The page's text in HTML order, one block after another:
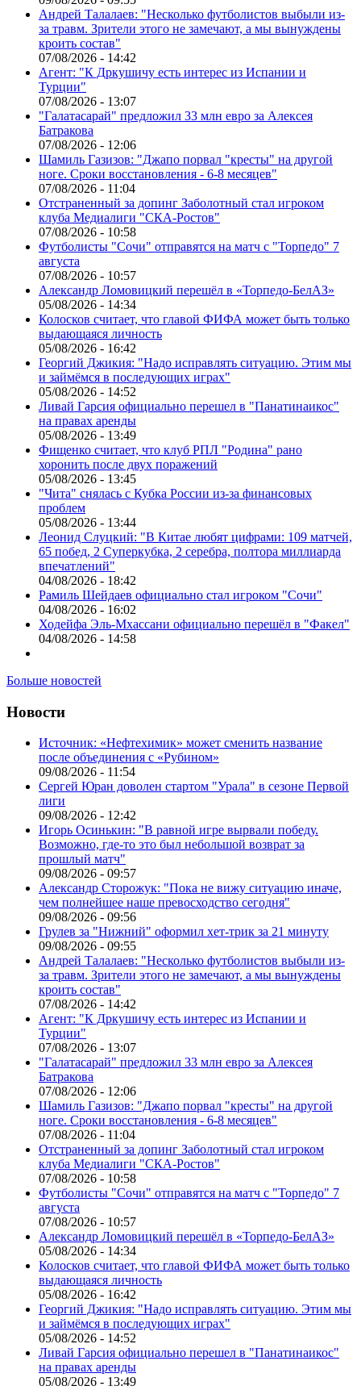
Андрей Талалаев: "Несколько футболистов выбыли из-
за травм. Зрители этого не замечают, а мы вынуждены
кроить состав"
07/08/2026 - 14:42
Агент: "К Дркушичу есть интерес из Испании и
Турции"
07/08/2026 - 13:07
"Галатасарай" предложил 33 млн евро за Алексея
Батракова
07/08/2026 - 12:06
Шамиль Газизов: "Джапо порвал "кресты" на другой
ноге. Сроки восстановления - 6-8 месяцев"
07/08/2026 - 11:04
Отстраненный за допинг Заболотный стал игроком
клуба Медиалиги "СКА-Ростов"
07/08/2026 - 10:58
Футболисты "Сочи" отправятся на матч с "Торпедо" 7
августа
07/08/2026 - 10:57
Александр Ломовицкий перешёл в «Торпедо-БелАЗ»
05/08/2026 - 14:34
Колосков считает, что главой ФИФА может быть только
выдающаяся личность
05/08/2026 - 16:42
Георгий Джикия: "Надо исправлять ситуацию. Этим мы
и займёмся в последующих играх"
05/08/2026 - 14:52
Ливай Гарсия официально перешел в "Панатинаикос"
на правах аренды
05/08/2026 - 13:49
Фищенко считает, что клуб РПЛ "Родина" рано
хоронить после двух поражений
05/08/2026 - 13:45
"Чита" снялась с Кубка России из-за финансовых
проблем
05/08/2026 - 13:44
Леонид Слуцкий: "В Китае любят цифрами: 109 матчей,
65 побед, 2 Суперкубка, 2 серебра, полтора миллиарда
впечатлений"
04/08/2026 - 18:42
Рамиль Шейдаев официально стал игроком "Сочи"
04/08/2026 - 16:02
Ходейфа Эль-Мхассани официально перешёл в "Факел"
04/08/2026 - 14:58
Больше новостей
Новости
Источник: «Нефтехимик» может сменить название
после объединения с «Рубином»
09/08/2026 - 11:54
Сергей Юран доволен стартом "Урала" в сезоне Первой
лиги
09/08/2026 - 12:42
Игорь Осинькин: "В равной игре вырвали победу.
Возможно, где-то это был небольшой возврат за
прошлый матч"
09/08/2026 - 09:57
Александр Сторожук: "Пока не вижу ситуацию иначе,
чем полнейшее наше превосходство сегодня"
09/08/2026 - 09:56
Грулев за "Нижний" оформил хет-трик за 21 минуту
09/08/2026 - 09:55
Андрей Талалаев: "Несколько футболистов выбыли из-
за травм. Зрители этого не замечают, а мы вынуждены
кроить состав"
07/08/2026 - 14:42
Агент: "К Дркушичу есть интерес из Испании и
Турции"
07/08/2026 - 13:07
"Галатасарай" предложил 33 млн евро за Алексея
Батракова
07/08/2026 - 12:06
Шамиль Газизов: "Джапо порвал "кресты" на другой
ноге. Сроки восстановления - 6-8 месяцев"
07/08/2026 - 11:04
Отстраненный за допинг Заболотный стал игроком
клуба Медиалиги "СКА-Ростов"
07/08/2026 - 10:58
Футболисты "Сочи" отправятся на матч с "Торпедо" 7
августа
07/08/2026 - 10:57
Александр Ломовицкий перешёл в «Торпедо-БелАЗ»
05/08/2026 - 14:34
Колосков считает, что главой ФИФА может быть только
выдающаяся личность
05/08/2026 - 16:42
Георгий Джикия: "Надо исправлять ситуацию. Этим мы
и займёмся в последующих играх"
05/08/2026 - 14:52
Ливай Гарсия официально перешел в "Панатинаикос"
на правах аренды
05/08/2026 - 13:49